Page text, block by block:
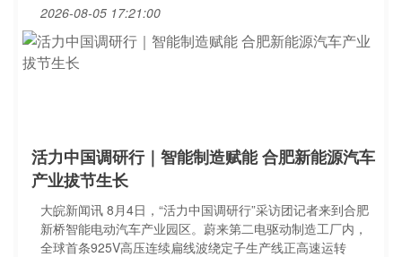
2026-08-05 17:21:00
活力中国调研行｜智能制造赋能 合肥新能源汽车
产业拔节生长
大皖新闻讯 8月4日，“活力中国调研行”采访团记者来到合肥
新桥智能电动汽车产业园区。蔚来第二电驱动制造工厂内，
全球首条925V高压连续扁线波绕定子生产线正高速运转